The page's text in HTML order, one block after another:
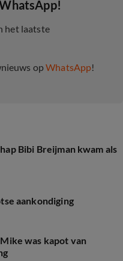
het laatste
opWhatsApp!
Bibi Breijman kwam als
aankondiging
was kapot van